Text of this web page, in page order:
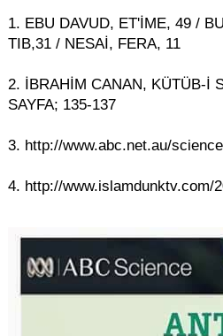
1. EBU DAVUD, ET'İME, 49 /
TIB,31 / NESAİ, FERA, 11
2. İBRAHİM CANAN, KÜTÜB-İ
SAYFA; 135-137
3. http://www.abc.net.au/
4. http://www.islamdunktv.com/